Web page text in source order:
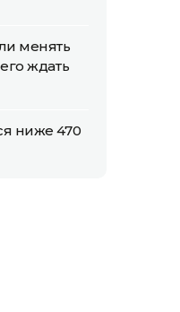
менять
ждать
ниже 470